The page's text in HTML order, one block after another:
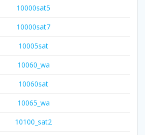
10000sat5
10000sat7
10005sat
10060_wa
10060sat
10065_wa
10100_sat2